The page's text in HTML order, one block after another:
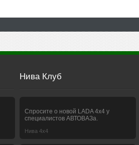
Нива Клуб
Спросите о новой LADA 4x4 у
специалистов АВТОВАЗа.
Нива 4х4